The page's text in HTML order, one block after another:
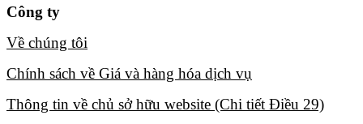
Công ty
Về chúng tôi​
Chính sách về Giá và hàng hóa dịch vụ​
Thông tin về chủ sở hữu website (Chi tiết Điều 29)​